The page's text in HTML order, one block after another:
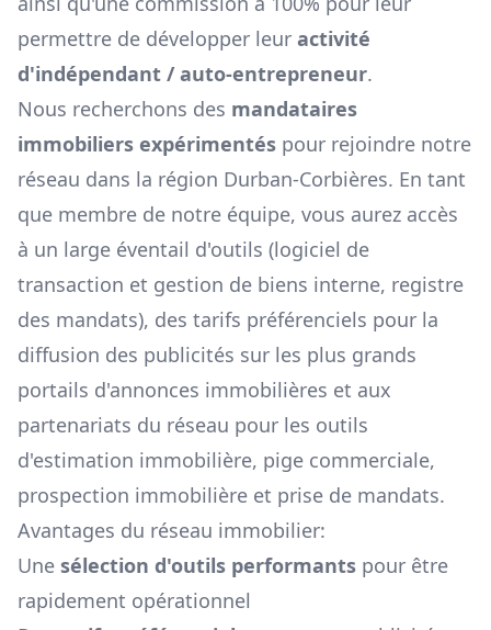
permettre de développer leur activité
d'indépendant / auto-entrepreneur.
Nous recherchons des mandataires
immobiliers expérimentés pour rejoindre notre
réseau dans la région Durban-Corbières. En tant
que membre de notre équipe, vous aurez accès
à un large éventail d'outils (logiciel de
transaction et gestion de biens interne, registre
des mandats), des tarifs préférenciels pour la
diffusion des publicités sur les plus grands
portails d'annonces immobilières et aux
partenariats du réseau pour les outils
d'estimation immobilière, pige commerciale,
prospection immobilière et prise de mandats.
Avantages du réseau immobilier:
Une sélection d'outils performants pour être
rapidement opérationnel